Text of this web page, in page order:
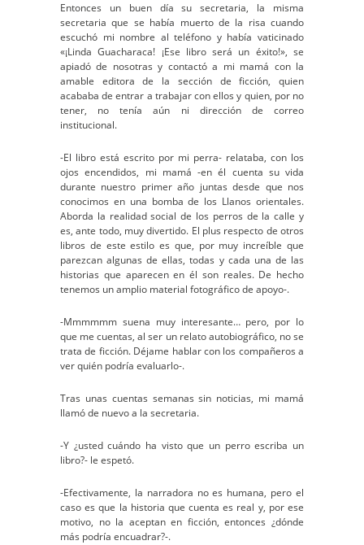
Entonces un buen día su secretaria, la misma
secretaria que se había muerto de la risa cuando
escuchó mi nombre al teléfono y había vaticinado
«¡Linda Guacharaca! ¡Ese libro será un éxito!», se
apiadó de nosotras y contactó a mi mamá con la
amable editora de la sección de ficción, quien
acababa de entrar a trabajar con ellos y quien, por no
tener, no tenía aún ni dirección de correo
institucional.
-El libro está escrito por mi perra- relataba, con los
ojos encendidos, mi mamá -en él cuenta su vida
durante nuestro primer año juntas desde que nos
conocimos en una bomba de los Llanos orientales.
Aborda la realidad social de los perros de la calle y
es, ante todo, muy divertido. El plus respecto de otros
libros de este estilo es que, por muy increíble que
parezcan algunas de ellas, todas y cada una de las
historias que aparecen en él son reales. De hecho
tenemos un amplio material fotográfico de apoyo-.
-Mmmmmm suena muy interesante… pero, por lo
que me cuentas, al ser un relato autobiográfico, no se
trata de ficción. Déjame hablar con los compañeros a
ver quién podría evaluarlo-.
Tras unas cuentas semanas sin noticias, mi mamá
llamó de nuevo a la secretaria.
-Y ¿usted cuándo ha visto que un perro escriba un
libro?- le espetó.
-Efectivamente, la narradora no es humana, pero el
caso es que la historia que cuenta es real y, por ese
motivo, no la aceptan en ficción, entonces ¿dónde
más podría encuadrar?-.